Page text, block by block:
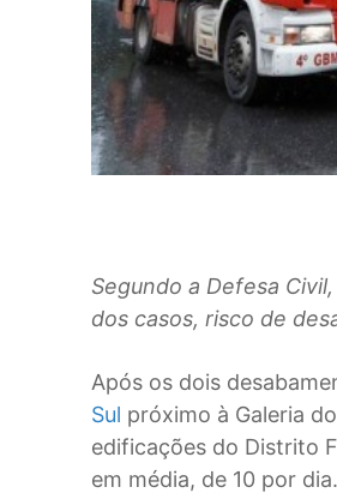
Segundo a Defesa
dos casos, risco de
Após os dois
Sul próximo à Galeria
edificações do Distrito
em média, de 10 por